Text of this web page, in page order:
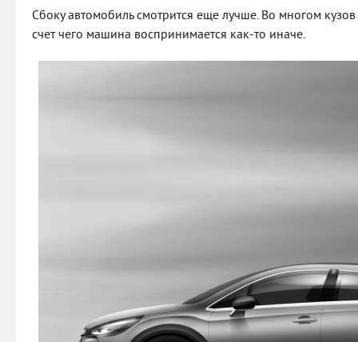
Сбоку автомобиль смотрится еще лучше. Во многом
счет чего машина воспринимается как-то иначе.